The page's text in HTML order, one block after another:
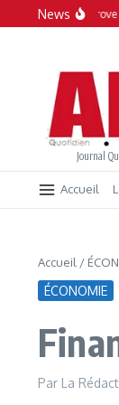
Aller au contenu
News
Une mangrove qui
Journal
Accueil
Accueil /
ÉCONOMIE
Par La